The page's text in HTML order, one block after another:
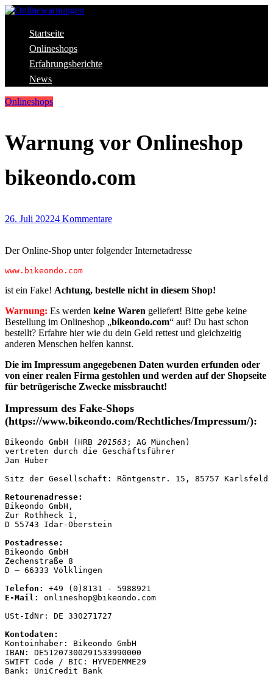
Skip
content
Onlinewarnungen
Aktuelle Warnungen vor Gefahren im Internet
Startseite
Onlineshops
Erfahrungsberichte
News
Onlineshops
Warnung vor Onlineshop
bikeondo.com
26. Juli 20224 Kommentare
Der Online-Shop unter folgender Internetadresse
www.bikeondo.com
ist ein Fake! Achtung, bestelle nicht in diesem Shop!
Warnung: Es werden keine Waren geliefert! Bitte gebe keine
Bestellung im Onlineshop „bikeondo.com“ auf! Du hast schon
bestellt? Erfahre hier wie du dein Geld rettest und gleichzeitig
anderen Menschen helfen kannst.
Die im Impressum angegebenen Daten wurden erfunden oder
von einer realen Firma gestohlen und werden auf der Shopseite
für betrügerische Zwecke missbraucht!
Impressum des Fake-Shops
(https://www.bikeondo.com/Rechtliches/Impressum/):
Bikeondo GmbH (HRB 201563 ; AG München)
vertreten durch die Geschäftsführer
Jan Huber
Sitz der Gesellschaft: Röntgenstr. 15, 85757 Karlsfeld
Retourenadresse:
Bikeondo GmbH,
Zur Rothheck 1,
D 55743 Idar-Oberstein
Postadresse:
Bikeondo GmbH
Zechenstraße 8
D – 66333 Völklingen
Telefon:
E-Mail:
onlineshop@bikeondo.com
USt-IdNr: DE 330271727
Kontodaten:
Kontoinhaber: Bikeondo GmbH
IBAN: DE51207300291533990000
SWIFT Code / BIC: HYVEDEMME29
Bank: UniCredit Bank